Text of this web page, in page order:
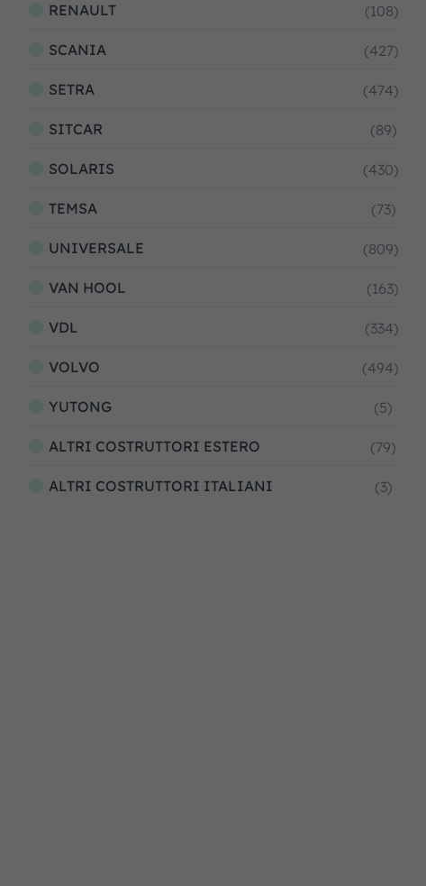
RENAULT (108)
SCANIA (427)
SETRA (474)
SITCAR (89)
SOLARIS (430)
TEMSA (73)
UNIVERSALE (809)
VAN HOOL (163)
VDL (334)
VOLVO (494)
YUTONG (5)
ALTRI COSTRUTTORI ESTERO (79)
ALTRI COSTRUTTORI ITALIANI (3)